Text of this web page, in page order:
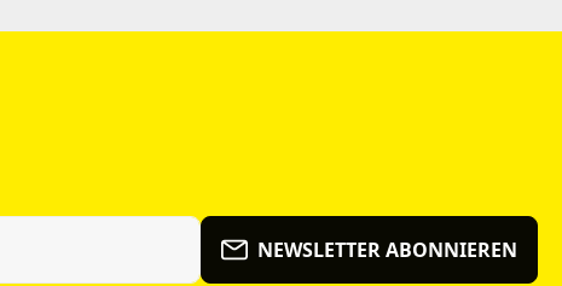
NEWSLETTER ABONNIEREN